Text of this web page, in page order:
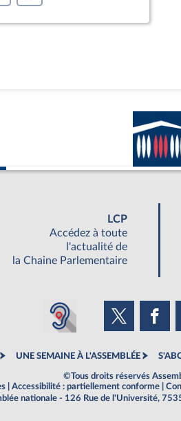
LCP
Accédez à toute
l'actualité de
la Chaine Parlementaire
UNE SEMAINE À L'ASSEMBLÉE
©Tous droits réservés
Accessibilité : partiellement conforme
nationale - 126 Rue de l'Université,